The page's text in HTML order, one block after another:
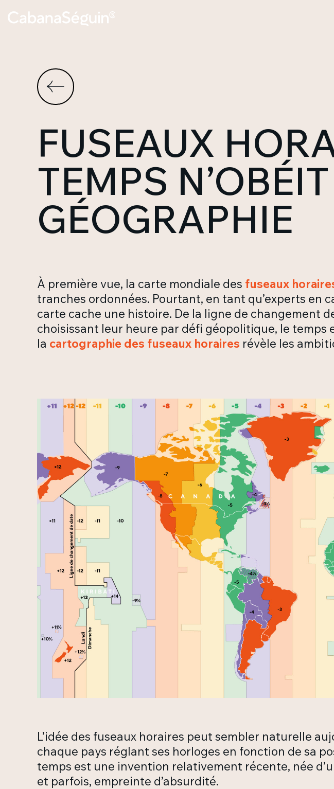
FUSEAUX
TEMPS
GÉOGRAPHIE
À première vue, la carte mondiale des fuseaux
tranches ordonnées. Pourtant, en tant qu’experts en
carte cache une histoire. De la ligne de changement
choisissant leur heure par défi géopolitique, le
la cartographie des fuseaux horaires révèle les
L’idée des fuseaux horaires peut sembler naturelle
chaque pays réglant ses horloges en fonction de sa
temps est une invention relativement récente, née
et parfois, empreinte d’absurdité.